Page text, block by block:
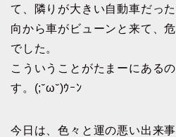
て、隣りが大きい自動車だっ
向から車がビューンと来て、
でした。
こういうことがたまーにある
す。(;˘ω˘)ｳｰﾝ
今日は、色々と運の悪い出来